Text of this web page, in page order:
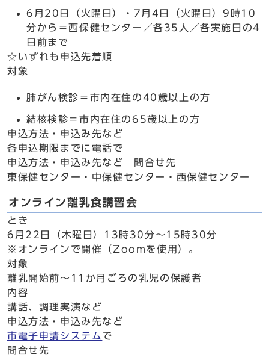
6月20日（火曜日）・7月4日（火曜日）9時10
分から＝西保健センター／各35人／各実施日の4
日前まで
☆いずれも申込先着順
対象
肺がん検診＝市内在住の40歳以上の方
結核検診＝市内在住の65歳以上の方
申込方法・申込み先など
各申込期限までに電話で
申込方法・申込み先など 問合せ先
東保健センター・中保健センター・西保健センター
オンライン離乳食講習会
とき
6月22日（木曜日）13時30分～15時30分
※オンラインで開催（Zoomを使用）。
対象
離乳開始前～11か月ごろの乳児の保護者
内容
講話、調理実演など
申込方法・申込み先など
市電子申請システム で
問合せ先